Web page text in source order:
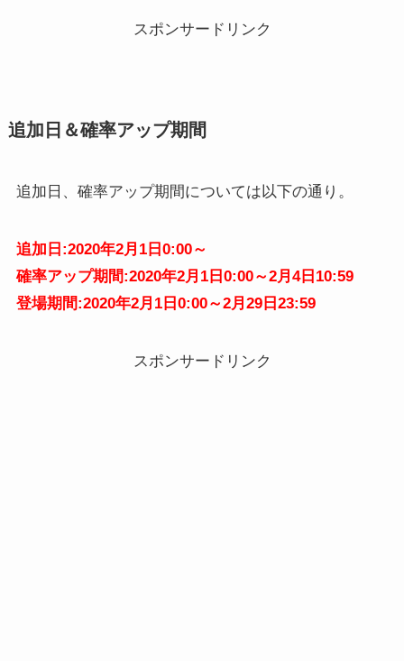
スポンサードリンク
追加日＆確率アップ期間
追加日、確率アップ期間については以下の通り。
追加日:2020年2月1日0:00～
確率アップ期間:2020年2月1日0:00～2月4日10:59
登場期間:2020年2月1日0:00～2月29日23:59
スポンサードリンク